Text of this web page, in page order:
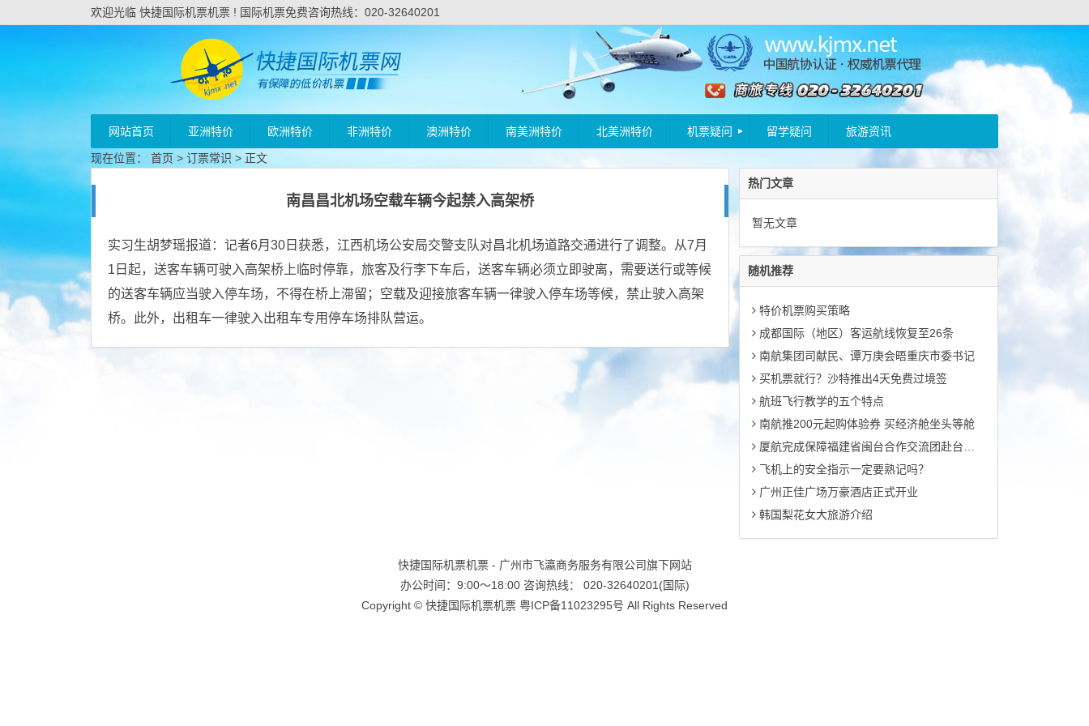
欢迎光临 快捷国际机票机票 ! 国际机票免费咨询热线：020-32640201
网站首页 亚洲特价 欧洲特价 非洲特价 澳洲特价 南美洲特价 北美洲特价 机票疑问 留学疑问 旅游资讯
现在位置： 首页 > 订票常识 > 正文
南昌昌北机场空载车辆今起禁入高架桥
实习生胡梦瑶报道：记者6月30日获悉，江西机场公安局交警支队对昌北机场道路交通进行了调整。从7月
1日起，送客车辆可驶入高架桥上临时停靠，旅客及行李下车后，送客车辆必须立即驶离，需要送行或等候
的送客车辆应当驶入停车场，不得在桥上滞留；空载及迎接旅客车辆一律驶入停车场等候，禁止驶入高架
桥。此外，出租车一律驶入出租车专用停车场排队营运。
热门文章
暂无文章
随机推荐
特价机票购买策略
成都国际（地区）客运航线恢复至26条
南航集团司献民、谭万庚会晤重庆市委书记
买机票就行？沙特推出4天免费过境签
航班飞行教学的五个特点
南航推200元起购体验券 买经济舱坐头等舱
厦航完成保障福建省闽台合作交流团赴台航班
飞机上的安全指示一定要熟记吗？
广州正佳广场万豪酒店正式开业
韩国梨花女大旅游介绍
快捷国际机票机票 - 广州市飞瀛商务服务有限公司旗下网站
办公时间：9:00～18:00 咨询热线： 020-32640201(国际)
Copyright © 快捷国际机票机票 粤ICP备11023295号 All Rights Reserved